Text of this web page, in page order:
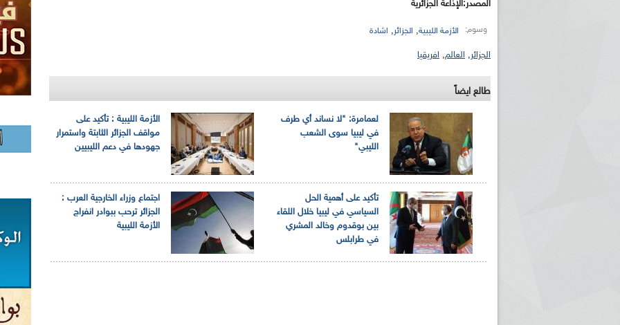
المصدر:الإذاعة الجزائرية
وسوم: الأزمة الليبية, الجزائر, اشادة
الجزائر, العالم, افريقيا
طالع ايضاً
الأزمة الليبية : تأكيد على
مواقف الجزائر الثابتة واستمرار
جهودها في دعم الليبيين
لعمامرة: "لا نساند أي طرف
في ليبيا سوى الشعب
الليبي"
اجتماع وزراء الخارجية العرب :
الجزائر ترحب ببوادر انفراج
الأزمة الليبية
تأكيد على أهمية الحل
السياسي في ليبيا خلال اللقاء
بين بوقدوم وخالد المشري
في طرابلس